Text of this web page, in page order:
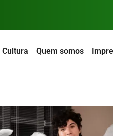
Cultura Quem somos